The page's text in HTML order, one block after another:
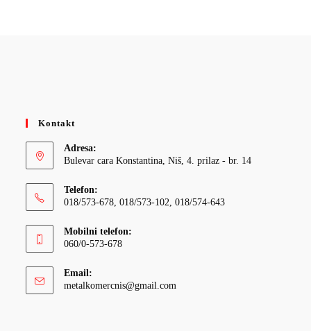
Kontakt
Adresa:
Bulevar cara Konstantina, Niš, 4. prilaz - br. 14
Telefon:
018/573-678, 018/573-102, 018/574-643
Mobilni telefon:
060/0-573-678
Email:
metalkomercnis@gmail.com